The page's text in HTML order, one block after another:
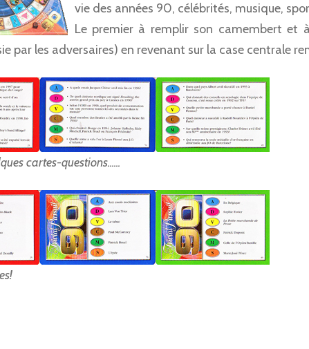
vie des années 90, célébrités, musique,
Le premier à remplir son camembert et
par les adversaires) en revenant sur la case centrale
cartes-questions......